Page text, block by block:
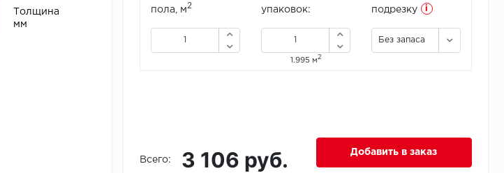
Толщина
мм
пола, м2
упаковок:
1.995 м2
подрезку
i
Без запаса
Всего: 3 106 руб. Добавить в заказ